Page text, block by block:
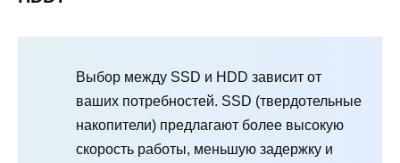
Выбор между SSD и HDD зависит от
ваших потребностей. SSD (твердотельные
накопители) предлагают более высокую
скорость работы, меньшую задержку и